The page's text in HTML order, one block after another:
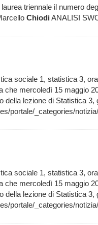
triennale il numero
Chiodi ANALISI
sociale 1, statistica 3,
che mercoledì 15 maggio
lezione di Statistica 3,
portale/_categories/
sociale 1, statistica 3,
che mercoledì 15 maggio
lezione di Statistica 3,
portale/_categories/